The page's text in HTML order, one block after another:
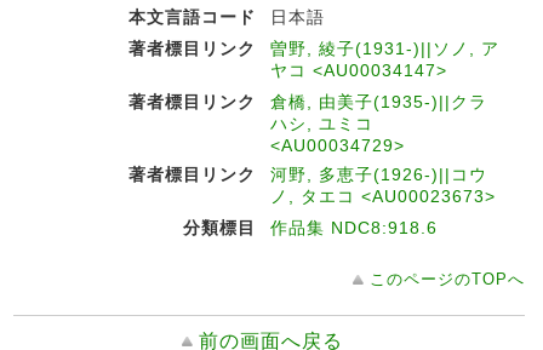
本文言語コード
日本語
著者標目リンク
曽野, 綾子(1931-)||ソノ, ア
ヤコ <AU00034147>
著者標目リンク
倉橋, 由美子(1935-)||クラ
ハシ, ユミコ
<AU00034729>
著者標目リンク
河野, 多恵子(1926-)||コウ
ノ, タエコ <AU00023673>
分類標目
作品集 NDC8:918.6
このページのTOPへ
前の画面へ戻る